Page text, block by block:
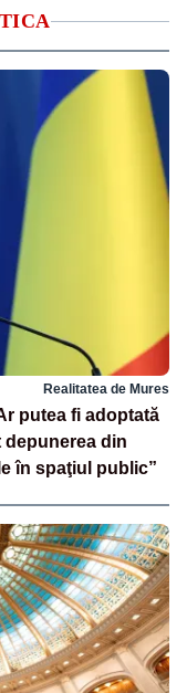
Realitatea de Mures
putea fi adoptată
depunerea din
în spaţiul public”